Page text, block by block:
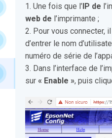
1. Une fois que l’IP de
web de l’imprimante ;
2. Pour vous connecter,
d’entrer le nom
numéro de série de
3. Dans l’interface de
sur « Enable », puis